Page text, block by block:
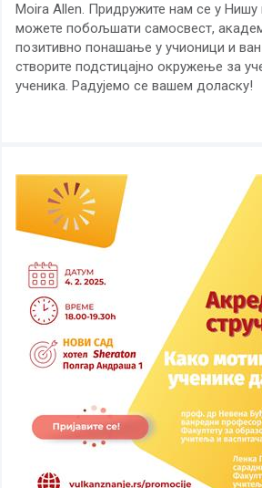
Moira Allen. Придружите нам се у Нишу
можете побољшати самосвест,
позитивно понашање у учионици и
створите подстицајно окружење за
ученика. Радујемо се вашем доласку!